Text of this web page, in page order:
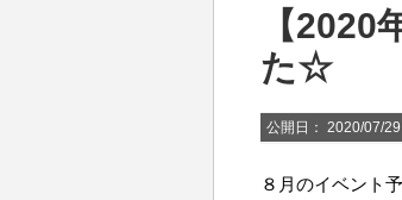
【
た☆
公開日： 2020/07/29
８月のイベント